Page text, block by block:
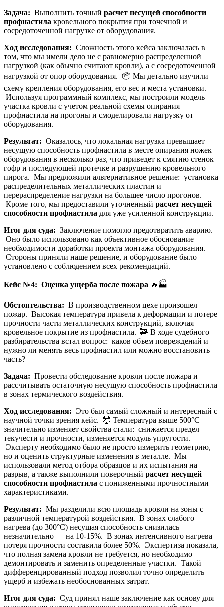
Задача: Выполнить точный расчет несущей способности
профнастила кровельного покрытия при точечной и
сосредоточенной нагрузке от оборудования.
Ход исследования: Сложность этого кейса заключалась в
том, что мы имели дело не с равномерно распределенной
нагрузкой (как обычно считают кровли), а с сосредоточенной
нагрузкой от опор оборудования. 📦 Мы детально изучили
схему крепления оборудования, его вес и места установки.
Используя программный комплекс, мы построили модель
участка кровли с учетом реальной схемы опирания
профнастила на прогоны и смоделировали нагрузку от
оборудования.
Результат: Оказалось, что локальная нагрузка превышает
несущую способность профнастила в месте опирания ножек
оборудования в несколько раз, что приведет к смятию стенок
гофр и последующей протечке и разрушению кровельного
пирога. Мы предложили альтернативное решение: установка
распределительных металлических пластин и
перераспределение нагрузки на большее число прогонов.
Кроме того, мы предоставили уточненный расчет несущей
способности профнастила для уже усиленной конструкции.
Итог для суда: Заключение помогло предотвратить аварию.
Оно было использовано как объективное обоснование
необходимости доработки проекта монтажа оборудования.
Стороны приняли наше решение, и оборудование было
установлено с соблюдением всех рекомендаций.
Кейс №4: Оценка ущерба после пожара 🔥🏭
Обстоятельства: В производственном цехе произошел
пожар. Высокая температура привела к деформации и потере
прочности части металлических конструкций, включая
кровельное покрытие из профнастила. 🚒 В ходе судебного
разбирательства встал вопрос: каков объем повреждений и
нужно ли менять весь профнастил или можно восстановить
часть?
Задача: Провести обследование кровли после пожара и
рассчитывать остаточную несущую способность профнастила
в зонах термического воздействия.
Ход исследования: Это был самый сложный и интересный с
научной точки зрения кейс. 🤯 Температура выше 500°С
значительно изменяет свойства стали: снижается предел
текучести и прочности, изменяется модуль упругости.
Эксперту необходимо было не просто измерить геометрию,
но и оценить структурные изменения в металле. Мы
использовали метод отбора образцов и их испытания на
разрыв, а также выполнили поверочный расчет несущей
способности профнастила с пониженными прочностными
характеристиками.
Результат: Мы разделили всю площадь кровли на зоны с
различной температурой воздействия. В зонах слабого
нагрева (до 300°С) несущая способность снизилась
незначительно — на 10-15%. В зонах интенсивного нагрева
потеря прочности составила более 50%. Экспертиза показала,
что полная замена кровли не требуется, но необходимо
демонтировать и заменить определенные участки. Такой
дифференцированный подход позволил точно определить
ущерб и избежать необоснованных затрат.
Итог для суда: Суд принял наше заключение как основу для